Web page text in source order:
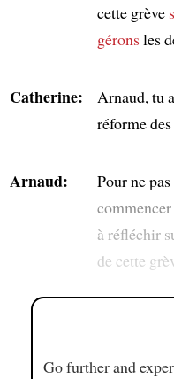
cette grève
géronsles
Catherine: Arnaud, tu
réforme
Arnaud: Pour ne
à réfléchir
de cette
Go further and